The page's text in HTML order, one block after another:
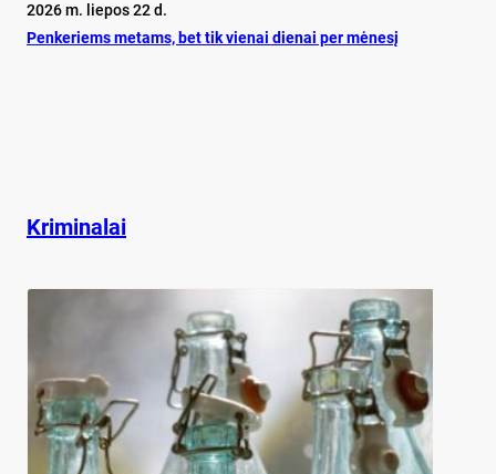
2026 m. liepos 22 d.
Pen­ke­riems me­tams, bet tik vie­nai die­nai per mė­ne­sį
Kriminalai